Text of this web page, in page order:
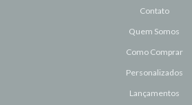
Contato
Quem Somos
Como Comprar
Personalizados
Lançamentos